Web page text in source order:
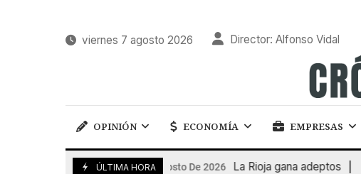
viernes 7 agosto 2026 Director: Alfonso Vidal
OPINIÓN ECONOMÍA EMPRESAS
ÚLTIMA HORA
7 De Agosto De 2026 La Rioja gana adeptos